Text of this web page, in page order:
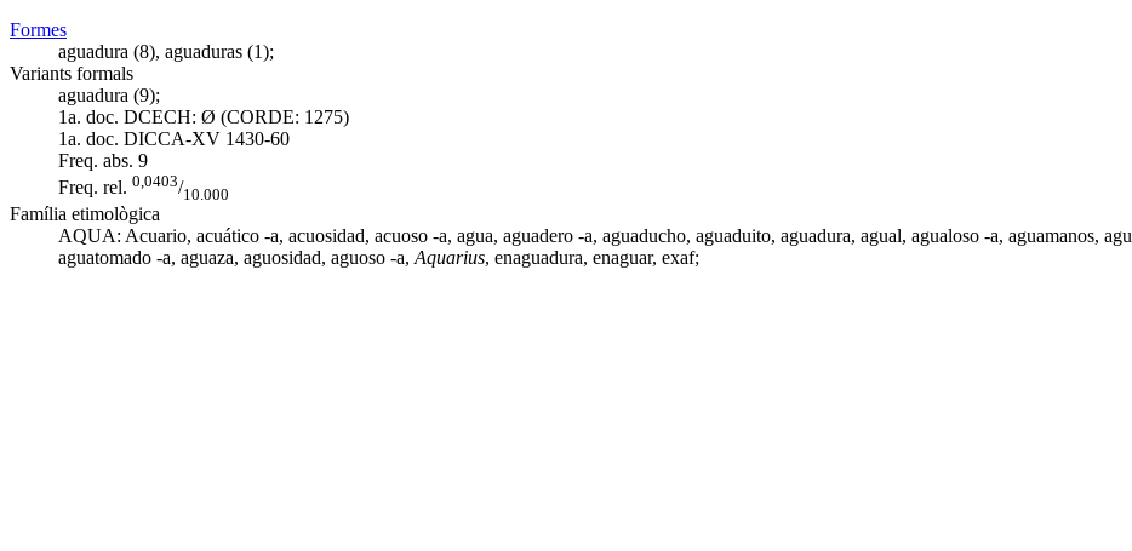
Formes
aguadura (8), aguaduras (1);
Variants formals
aguadura (9);
1a. doc. DCECH: Ø (CORDE: 1275)
1a. doc. DICCA-XV 1430-60
Freq. abs. 9
Freq. rel. 0,0403/10.000
Família etimològica
AQUA: Acuario, acuático -a, acuosidad, acuoso -a, agua, aguadero -a, aguaducho, aguaduito, aguadura, agual, agualoso -a, aguamanos,
aguatomado -a, aguaza, aguosidad, aguoso -a, Aquarius, enaguadura, enaguar, exaf;